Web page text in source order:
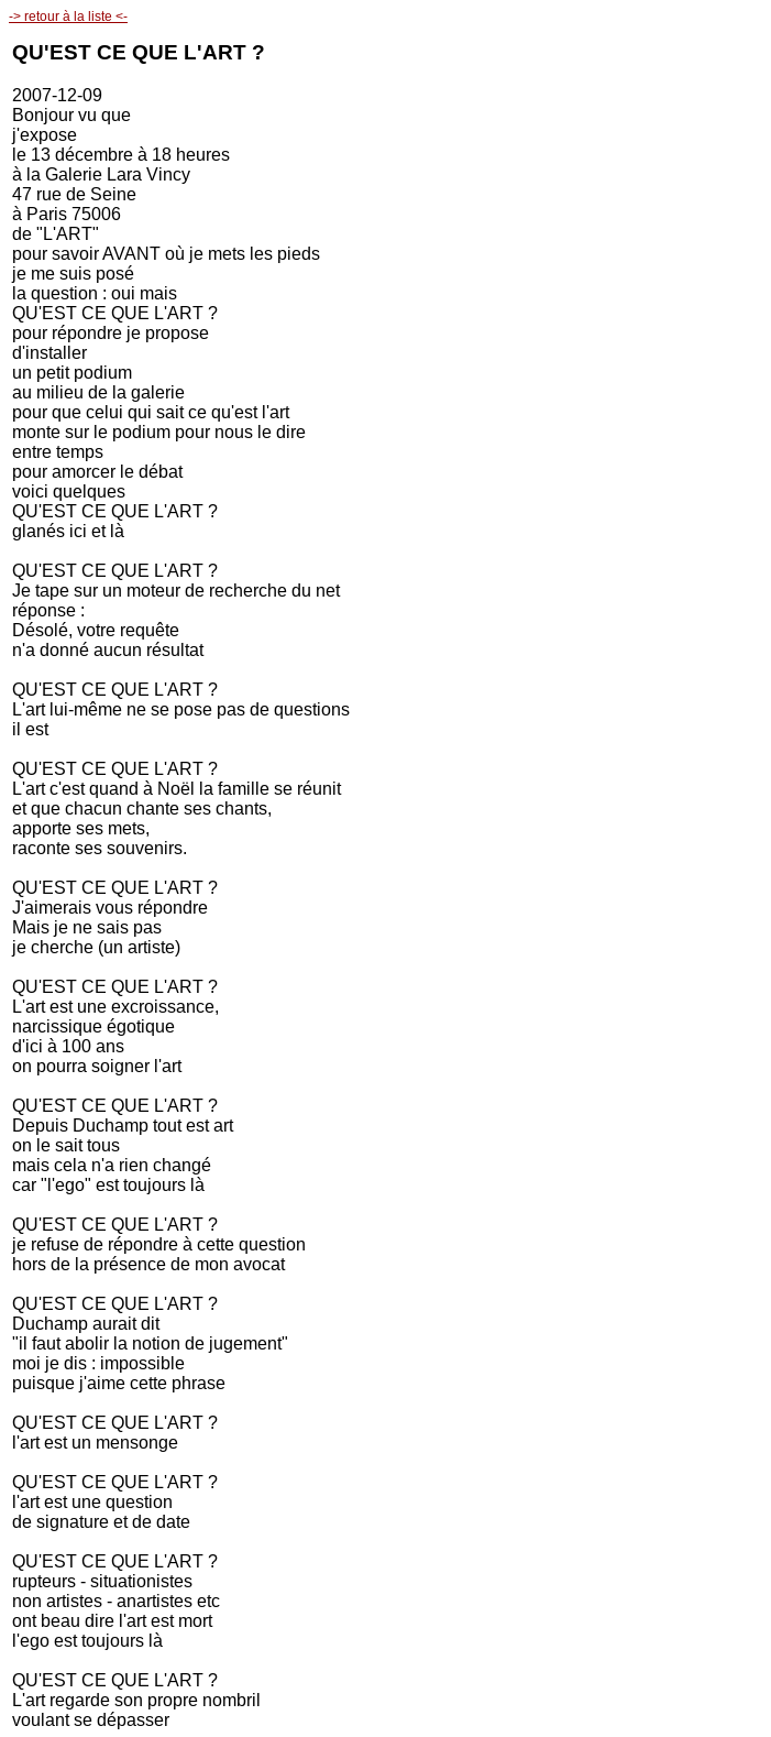
-> retour à la liste <-
QU'EST CE QUE L'ART ?
2007-12-09
Bonjour vu que
j'expose
le 13 décembre à 18 heures
à la Galerie Lara Vincy
47 rue de Seine
à Paris 75006
de "L'ART"
pour savoir AVANT où je mets les pieds
je me suis posé
la question : oui mais
QU'EST CE QUE L'ART ?
pour répondre je propose
d'installer
un petit podium
au milieu de la galerie
pour que celui qui sait ce qu'est l'art
monte sur le podium pour nous le dire
entre temps
pour amorcer le débat
voici quelques
QU'EST CE QUE L'ART ?
glanés ici et là
QU'EST CE QUE L'ART ?
Je tape sur un moteur de recherche du net
réponse :
Désolé, votre requête
n'a donné aucun résultat
QU'EST CE QUE L'ART ?
L'art lui-même ne se pose pas de questions
il est
QU'EST CE QUE L'ART ?
L'art c'est quand à Noël la famille se réunit
et que chacun chante ses chants,
apporte ses mets,
raconte ses souvenirs.
QU'EST CE QUE L'ART ?
J'aimerais vous répondre
Mais je ne sais pas
je cherche (un artiste)
QU'EST CE QUE L'ART ?
L'art est une excroissance,
narcissique égotique
d'ici à 100 ans
on pourra soigner l'art
QU'EST CE QUE L'ART ?
Depuis Duchamp tout est art
on le sait tous
mais cela n'a rien changé
car "l'ego" est toujours là
QU'EST CE QUE L'ART ?
je refuse de répondre à cette question
hors de la présence de mon avocat
QU'EST CE QUE L'ART ?
Duchamp aurait dit
"il faut abolir la notion de jugement"
moi je dis : impossible
puisque j'aime cette phrase
QU'EST CE QUE L'ART ?
l'art est un mensonge
QU'EST CE QUE L'ART ?
l'art est une question
de signature et de date
QU'EST CE QUE L'ART ?
rupteurs - situationistes
non artistes - anartistes etc
ont beau dire l'art est mort
l'ego est toujours là
QU'EST CE QUE L'ART ?
L'art regarde son propre nombril
voulant se dépasser